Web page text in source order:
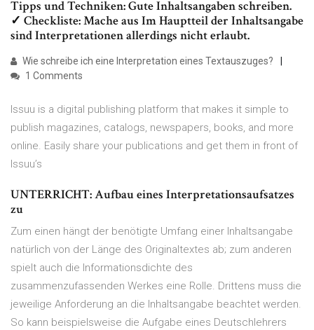
Tipps und Techniken: Gute Inhaltsangaben schreiben.
✓ Checkliste: Mache aus Im Hauptteil der Inhaltsangabe
sind Interpretationen allerdings nicht erlaubt.
Wie schreibe ich eine Interpretation eines Textauszuges?
1 Comments
Issuu is a digital publishing platform that makes it simple to
publish magazines, catalogs, newspapers, books, and more
online. Easily share your publications and get them in front of
Issuu’s
UNTERRICHT: Aufbau eines Interpretationsaufsatzes
zu
Zum einen hängt der benötigte Umfang einer Inhaltsangabe
natürlich von der Länge des Originaltextes ab; zum anderen
spielt auch die Informationsdichte des
zusammenzufassenden Werkes eine Rolle. Drittens muss die
jeweilige Anforderung an die Inhaltsangabe beachtet werden.
So kann beispielsweise die Aufgabe eines Deutschlehrers